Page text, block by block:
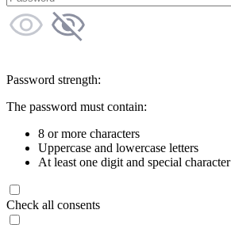
Password strength:
The password must contain:
8 or more characters
Uppercase and lowercase letters
At least one digit and special character
Check all consents